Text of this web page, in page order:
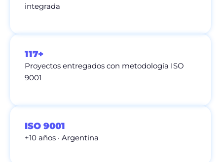
integrada
117+
Proyectos entregados con metodología ISO
9001
ISO 9001
+10 años · Argentina